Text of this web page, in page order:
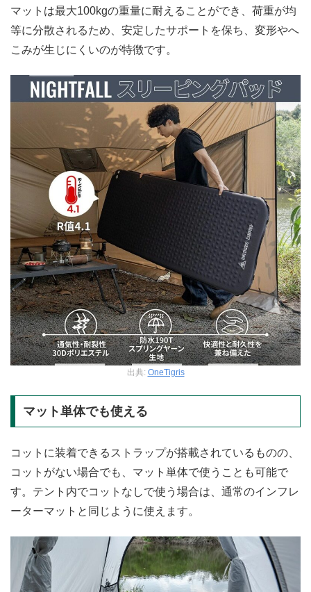
マットは最大100kgの重量に耐えることができ、荷重が均
等に分散されるため、安定したサポートを保ち、変形やへ
こみが生じにくいのが特徴です。
出典: OneTigris
マット単体でも使える
コットに装着できるストラップが搭載されているものの、
コットがない場合でも、マット単体で使うことも可能で
す。テント内でコットなしで使う場合は、通常のインフレ
ーターマットと同じように使えます。